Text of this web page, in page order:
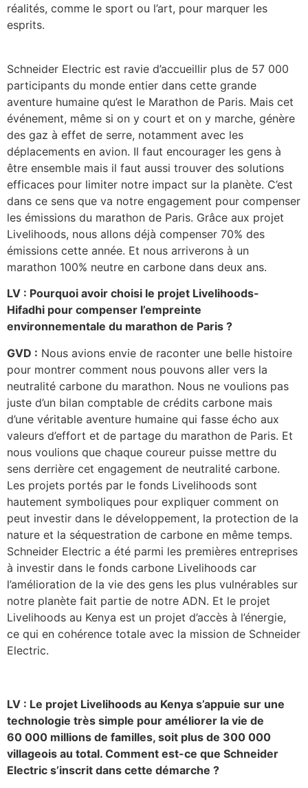
réalités, comme le sport ou l’art, pour marquer les
esprits.
Schneider Electric est ravie d’accueillir plus de 57 000
participants du monde entier dans cette grande
aventure humaine qu’est le Marathon de Paris. Mais cet
événement, même si on y court et on y marche, génère
des gaz à effet de serre, notamment avec les
déplacements en avion. Il faut encourager les gens à
être ensemble mais il faut aussi trouver des solutions
efficaces pour limiter notre impact sur la planète. C’est
dans ce sens que va notre engagement pour compenser
les émissions du marathon de Paris. Grâce aux projet
Livelihoods, nous allons déjà compenser 70% des
émissions cette année. Et nous arriverons à un
marathon 100% neutre en carbone dans deux ans.
LV : Pourquoi avoir choisi le projet Livelihoods-
Hifadhi pour compenser l’empreinte
environnementale du marathon de Paris ?
GVD : Nous avions envie de raconter une belle histoire
pour montrer comment nous pouvons aller vers la
neutralité carbone du marathon. Nous ne voulions pas
juste d’un bilan comptable de crédits carbone mais
d’une véritable aventure humaine qui fasse écho aux
valeurs d’effort et de partage du marathon de Paris. Et
nous voulions que chaque coureur puisse mettre du
sens derrière cet engagement de neutralité carbone.
Les projets portés par le fonds Livelihoods sont
hautement symboliques pour expliquer comment on
peut investir dans le développement, la protection de la
nature et la séquestration de carbone en même temps.
Schneider Electric a été parmi les premières entreprises
à investir dans le fonds carbone Livelihoods car
l’amélioration de la vie des gens les plus vulnérables sur
notre planète fait partie de notre ADN. Et le projet
Livelihoods au Kenya est un projet d’accès à l’énergie,
ce qui en cohérence totale avec la mission de Schneider
Electric.
LV : Le projet Livelihoods au Kenya s’appuie sur une
technologie très simple pour améliorer la vie de
60 000 millions de familles, soit plus de 300 000
villageois au total. Comment est-ce que Schneider
Electric s’inscrit dans cette démarche ?